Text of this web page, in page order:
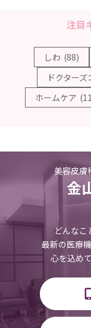
注目
しわ (88)
ドクターズ
ホームケア
美容皮膚
金
どんなこ
最新の医療
心を込め